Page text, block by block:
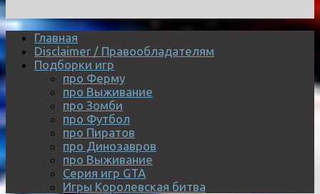
Главная
Disclaimer / Правообладателям
Подборки игр
про Ферму
про Выживание
про Зомби
про Футбол
про Пиратов
про Динозавров
про Выживание
Серия игр GTA
Игры Королевская битва